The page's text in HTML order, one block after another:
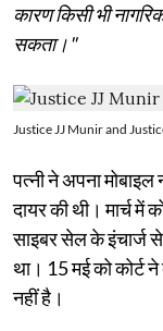
कारण किसी भी
सकता।"
Justice JJ Munir and
पत्नी ने अपना
दायर की थी। मार्च
साइबर सेल के इंचार्ज से
था। 15 मई को कोर्ट ने
नहीं है।